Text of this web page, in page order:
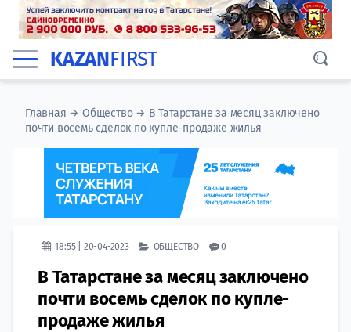
KAZANFIRST
Главная →Общество→ В Татарстане за месяц заключено
почти восемь сделок по купле-продаже жилья
18:55 | 20-04-2023 ОБЩЕСТВО 0
В Татарстане за месяц заключено
почти восемь сделок по купле-
продаже жилья